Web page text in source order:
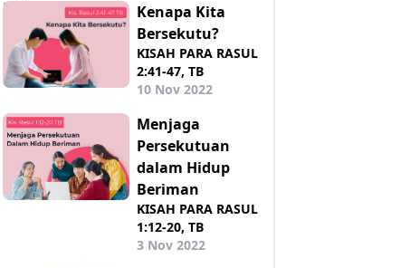
Kenapa Kita
Bersekutu?
KISAH PARA RASUL
2:41-47, TB
10 Nov 2022
Menjaga
Persekutuan
dalam Hidup
Beriman
KISAH PARA RASUL
1:12-20, TB
3 Nov 2022